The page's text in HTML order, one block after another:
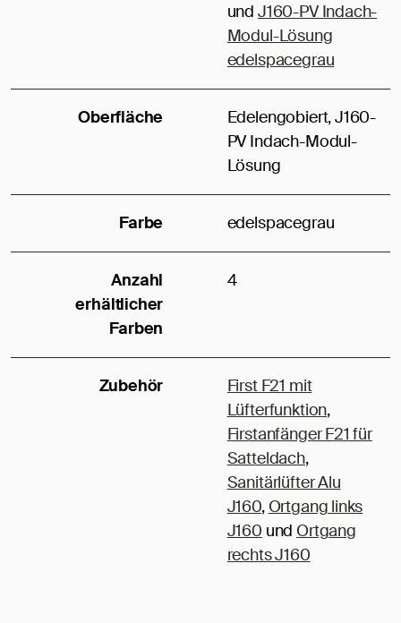
und J160-PV Indach-
Modul-Lösung
edelspacegrau
Oberfläche
Edelengobiert, J160-
PV Indach-Modul-
Lösung
Farbe edelspacegrau
Anzahl
erhältlicher
Farben
4
Zubehör
First F21 mit
Lüfterfunktion,
Firstanfänger F21 für
Satteldach,
Sanitärlüfter Alu
J160, Ortgang links
J160 und Ortgang
rechts J160